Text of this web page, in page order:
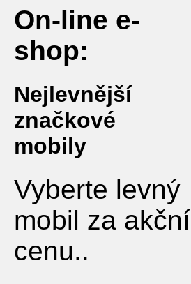
On-line e-
shop:
Nejlevnější
značkové
mobily
Vyberte levný
mobil za akční
cenu..